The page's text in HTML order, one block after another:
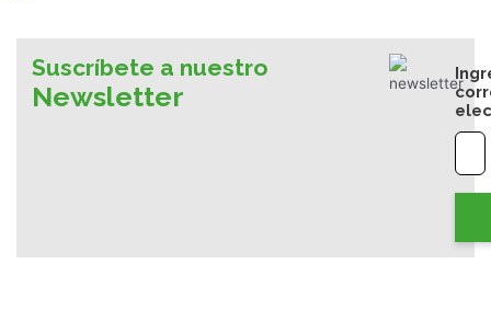
Suscríbete a nuestro
Newsletter